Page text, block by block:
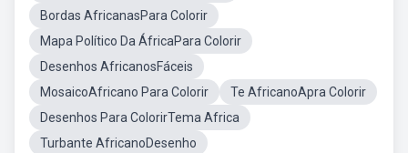
Bordas AfricanasPara Colorir
Mapa Político Da ÁfricaPara Colorir
Desenhos AfricanosFáceis
MosaicoAfricano Para Colorir
Te AfricanoApra Colorir
Desenhos Para ColorirTema Africa
Turbante AfricanoDesenho